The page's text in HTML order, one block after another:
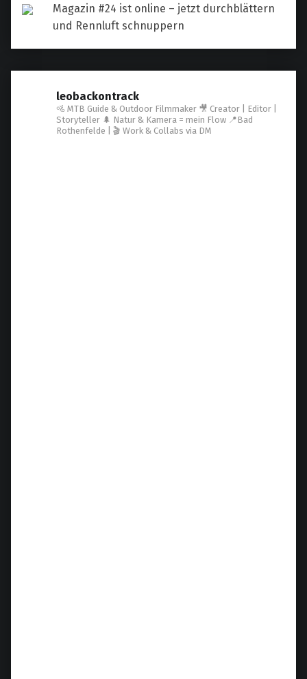
Magazin #24 ist online – jetzt durchblättern
und Rennluft schnuppern
leobackontrack
🚵 MTB Guide & Outdoor Filmmaker 🎥 Creator | Editor |
Storyteller 🌲 Natur & Kamera = mein Flow 📍Bad
Rothenfelde | 🎬 Work & Collabs via DM